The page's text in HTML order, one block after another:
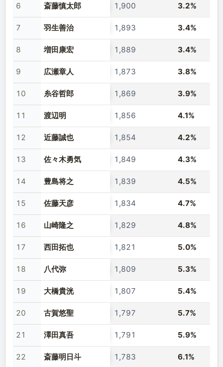
6 斎藤慎太郎 1,900 3.2%
7 羽生善治 1,893 3.4%
8 増田康宏 1,889 3.4%
9 広瀬章人 1,873 3.8%
10 糸谷哲郎 1,869 3.9%
11 渡辺明 1,856 4.1%
12 近藤誠也 1,854 4.2%
13 佐々木勇気 1,849 4.3%
14 豊島将之 1,839 4.5%
15 佐藤天彦 1,834 4.7%
16 山崎隆之 1,829 4.8%
17 西田拓也 1,821 5.0%
18 八代弥 1,809 5.3%
19 大橋貴洸 1,807 5.4%
20 古賀悠聖 1,797 5.7%
21 澤田真吾 1,791 5.9%
22 斎藤明日斗 1,783 6.1%